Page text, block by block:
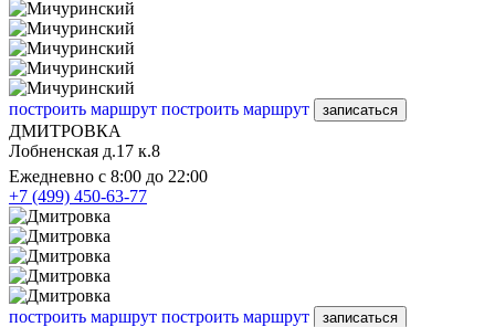
построить маршрут построить маршрут записаться
ДМИТРОВКА
Лобненская д.17 к.8
Ежедневно с 8:00 до 22:00
+7 (499) 450-63-77
построить маршрут построить маршрут записаться